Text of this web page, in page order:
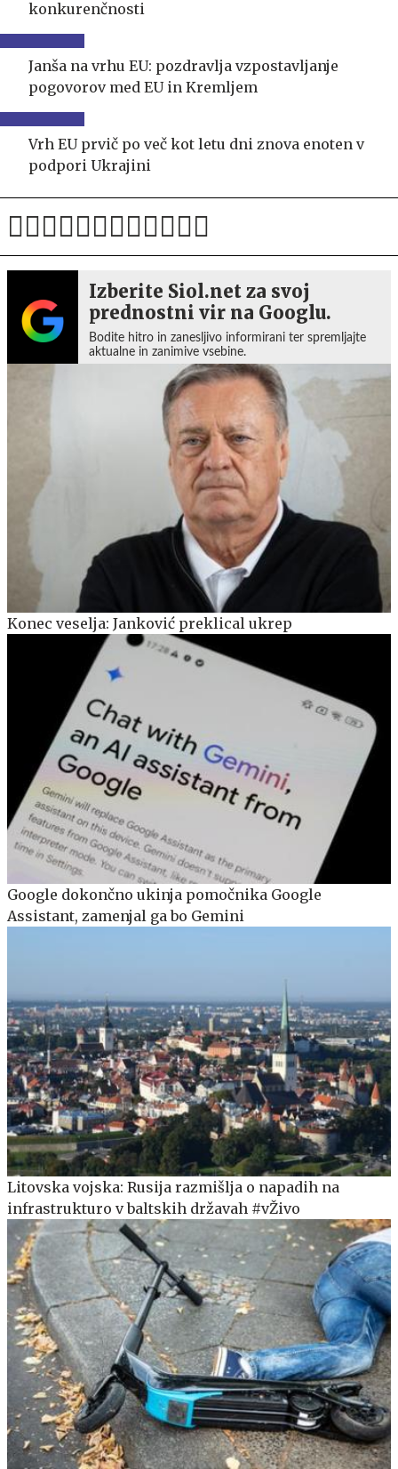
konkurenčnosti
Janša na vrhu EU: pozdravlja vzpostavljanje
pogovorov med EU in Kremljem
Vrh EU prvič po več kot letu dni znova enoten v
podpori Ukrajini
Izberite Siol.net za svoj
prednostni vir na Googlu.
Bodite hitro in zanesljivo informirani ter spremljajte
aktualne in zanimive vsebine.
Konec veselja: Janković preklical ukrep
Google dokončno ukinja pomočnika Google
Assistant, zamenjal ga bo Gemini
Litovska vojska: Rusija razmišlja o napadih na
infrastrukturo v baltskih državah #vŽivo